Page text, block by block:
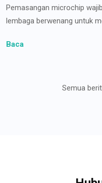
Pemasangan microchip
lembaga berwenang untuk
Baca
Semua